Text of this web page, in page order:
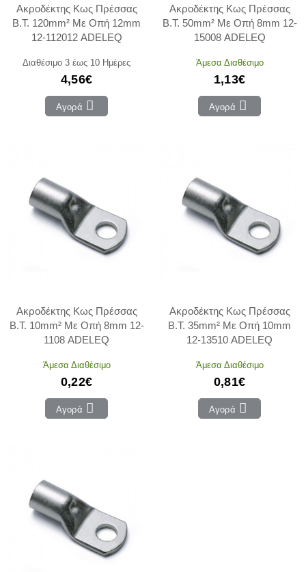
Ακροδέκτης Κως Πρέσσας
Β.Τ. 120mm² Με Οπή 12mm
12-112012 ADELEQ
Διαθέσιμο 3 έως 10 Ημέρες
4,56€
Αγορά
Ακροδέκτης Κως Πρέσσας
Β.Τ. 50mm² Με Οπή 8mm 12-
15008 ADELEQ
Άμεσα Διαθέσιμο
1,13€
Αγορά
Ακροδέκτης Κως Πρέσσας
Β.Τ. 10mm² Με Οπή 8mm 12-
1108 ADELEQ
Άμεσα Διαθέσιμο
0,22€
Αγορά
Ακροδέκτης Κως Πρέσσας
Β.Τ. 35mm² Με Οπή 10mm
12-13510 ADELEQ
Άμεσα Διαθέσιμο
0,81€
Αγορά